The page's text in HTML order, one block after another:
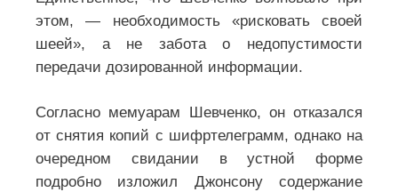
этом, — необходимость «рисковать своей
шеей», а не забота о недопустимости
передачи дозированной информации.
Согласно мемуарам Шевченко, он отказался
от снятия копий с шифртелеграмм, однако на
очередном свидании в устной форме
подробно изложил Джонсону содержание